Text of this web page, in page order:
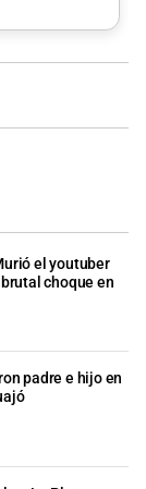
el youtuber
choque en
padre e hijo en